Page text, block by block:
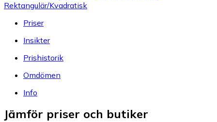
Rektangulär/Kvadratisk
Priser
Insikter
Prishistorik
Omdömen
Info
Jämför priser och butiker